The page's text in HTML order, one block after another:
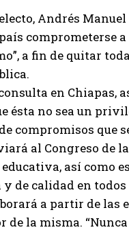
Andrés
comprometerse
a fin de quitar
en Chiapas,
no sea un
compromisos que
al Congreso de
así como
de calidad en
a partir de
la misma.